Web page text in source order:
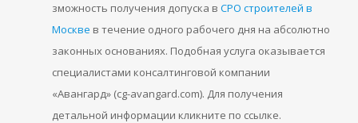
зможность получения допуска в СРО строителей в
Москве в течение одного рабочего дня на абсолютно
законных основаниях. Подобная услуга оказывается
специалистами консалтинговой компании
«Авангард» (cg-avangard.com). Для получения
детальной информации кликните по ссылке.